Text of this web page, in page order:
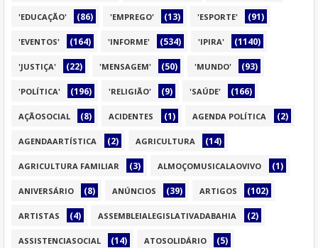
'EDUCAÇÃO' (86) 'EMPREGO' (13) 'ESPORTE' (91)
'EVENTOS' (164) 'INFORME' (534) 'IPIRA' (1140)
'JUSTIÇA' (22) 'MENSAGEM' (50) 'MUNDO' (93)
'POLÍTICA' (196) 'RELIGIÃO' (9) 'SAÚDE' (166)
AÇÃOSOCIAL (8) ACIDENTES (1) AGENDA POLÍTICA (2)
AGENDAARTÍSTICA (2) AGRICULTURA (14)
AGRICULTURA FAMILIAR (3) ALMOÇOMUSICALAOVIVO (1)
ANIVERSÁRIO (8) ANÚNCIOS (39) ARTIGOS (102)
ARTISTAS (4) ASSEMBLEIALEGISLATIVADABAHIA (2)
ASSISTENCIASOCIAL (14) ATOSOLIDÁRIO (5)